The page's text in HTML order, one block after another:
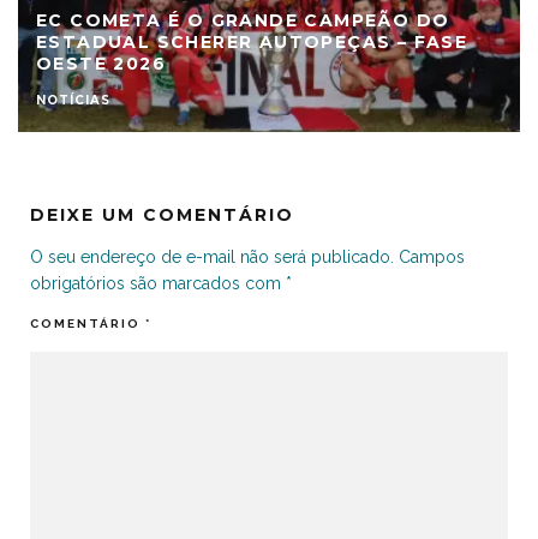
EC COMETA É O GRANDE CAMPEÃO DO
ESTADUAL SCHERER AUTOPEÇAS – FASE
OESTE 2026
NOTÍCIAS
DEIXE UM COMENTÁRIO
O seu endereço de e-mail não será publicado. Campos
obrigatórios são marcados com *
COMENTÁRIO *